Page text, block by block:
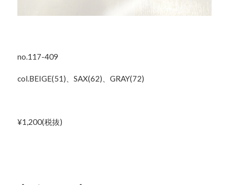
no.117-409
col.BEIGE(51)、SAX(62)、GRAY(72)
¥1,200(税抜)